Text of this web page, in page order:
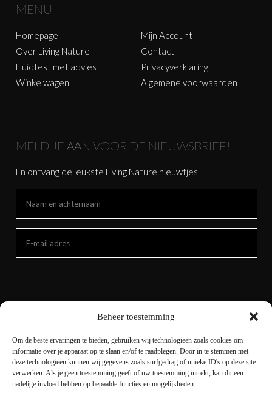
Beheer toestemming
Om de beste ervaringen te bieden, gebruiken wij technologieën zoals cookies om
informatie over je apparaat op te slaan en/of te raadplegen. Door in te stemmen met
deze technologieën kunnen wij gegevens zoals surfgedrag of unieke ID's op deze site
verwerken. Als je geen toestemming geeft of uw toestemming intrekt, kan dit een
nadelige invloed hebben op bepaalde functies en mogelijkheden.
MENU
Homepage
Over Living Nature
Huidtest met advies
Winkelwagen
Mijn Account
Contact
Privacyverklaring
Algemene voorwaarden
MELD JE AAN VOOR DE NIEUWSBRIEF!
En ontvang de leukste Living Nature nieuwtjes